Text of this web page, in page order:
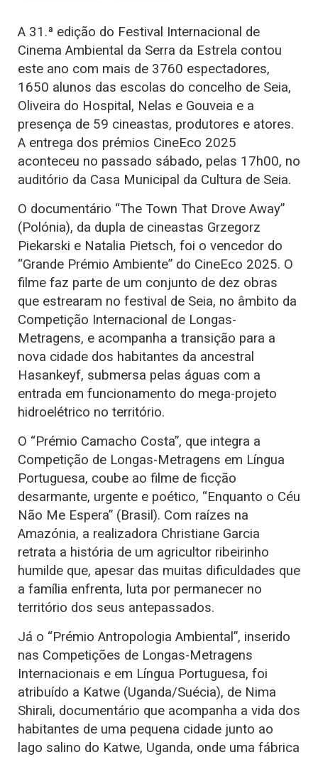
A 31.ª edição do Festival Internacional de
Cinema Ambiental da Serra da Estrela contou
este ano com mais de 3760 espectadores,
1650 alunos das escolas do concelho de Seia,
Oliveira do Hospital, Nelas e Gouveia e a
presença de 59 cineastas, produtores e atores.
A entrega dos prémios CineEco 2025
aconteceu no passado sábado, pelas 17h00, no
auditório da Casa Municipal da Cultura de Seia.
O documentário “The Town That Drove Away”
(Polónia), da dupla de cineastas Grzegorz
Piekarski e Natalia Pietsch, foi o vencedor do
“Grande Prémio Ambiente” do CineEco 2025. O
filme faz parte de um conjunto de dez obras
que estrearam no festival de Seia, no âmbito da
Competição Internacional de Longas-
Metragens, e acompanha a transição para a
nova cidade dos habitantes da ancestral
Hasankeyf, submersa pelas águas com a
entrada em funcionamento do mega-projeto
hidroelétrico no território.
O “Prémio Camacho Costa”, que integra a
Competição de Longas-Metragens em Língua
Portuguesa, coube ao filme de ficção
desarmante, urgente e poético, “Enquanto o Céu
Não Me Espera” (Brasil). Com raízes na
Amazónia, a realizadora Christiane Garcia
retrata a história de um agricultor ribeirinho
humilde que, apesar das muitas dificuldades que
a família enfrenta, luta por permanecer no
território dos seus antepassados.
Já o “Prémio Antropologia Ambiental”, inserido
nas Competições de Longas-Metragens
Internacionais e em Língua Portuguesa, foi
atribuído a Katwe (Uganda/Suécia), de Nima
Shirali, documentário que acompanha a vida dos
habitantes de uma pequena cidade junto ao
lago salino do Katwe, Uganda, onde uma fábrica